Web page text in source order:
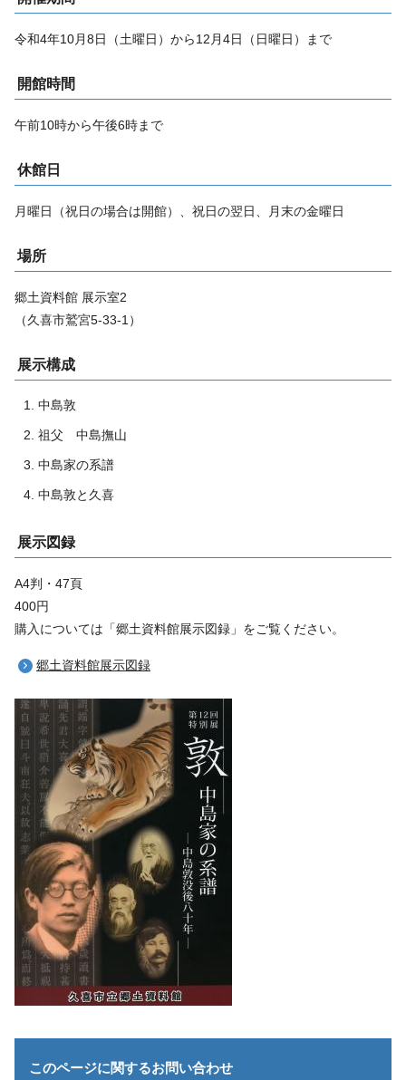
令和4年10月8日（土曜日）から12月4日（日曜日）まで
開館時間
午前10時から午後6時まで
休館日
月曜日（祝日の場合は開館）、祝日の翌日、月末の金曜日
場所
郷土資料館 展示室2
（久喜市鷲宮5-33-1）
展示構成
中島敦
祖父 中島撫山
中島家の系譜
中島敦と久喜
展示図録
A4判・47頁
400円
購入については「郷土資料館展示図録」をご覧ください。
郷土資料館展示図録
このページに関するお問い合わせ